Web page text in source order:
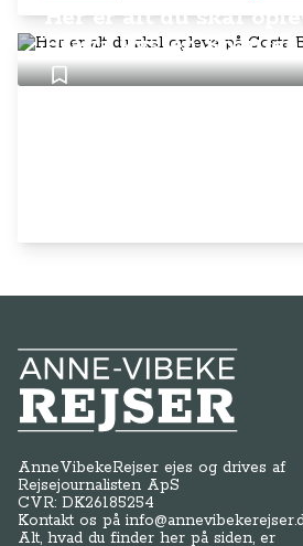
Her er alt du skal
Brava kysten Spanien
Anne-Vibeke Rejser
AnneVibekeRejser ejes og drives af
Rejsejournalisten ApS
CVR: DK26185254
Kontakt os på
Alt, hvad du finder her på siden, er